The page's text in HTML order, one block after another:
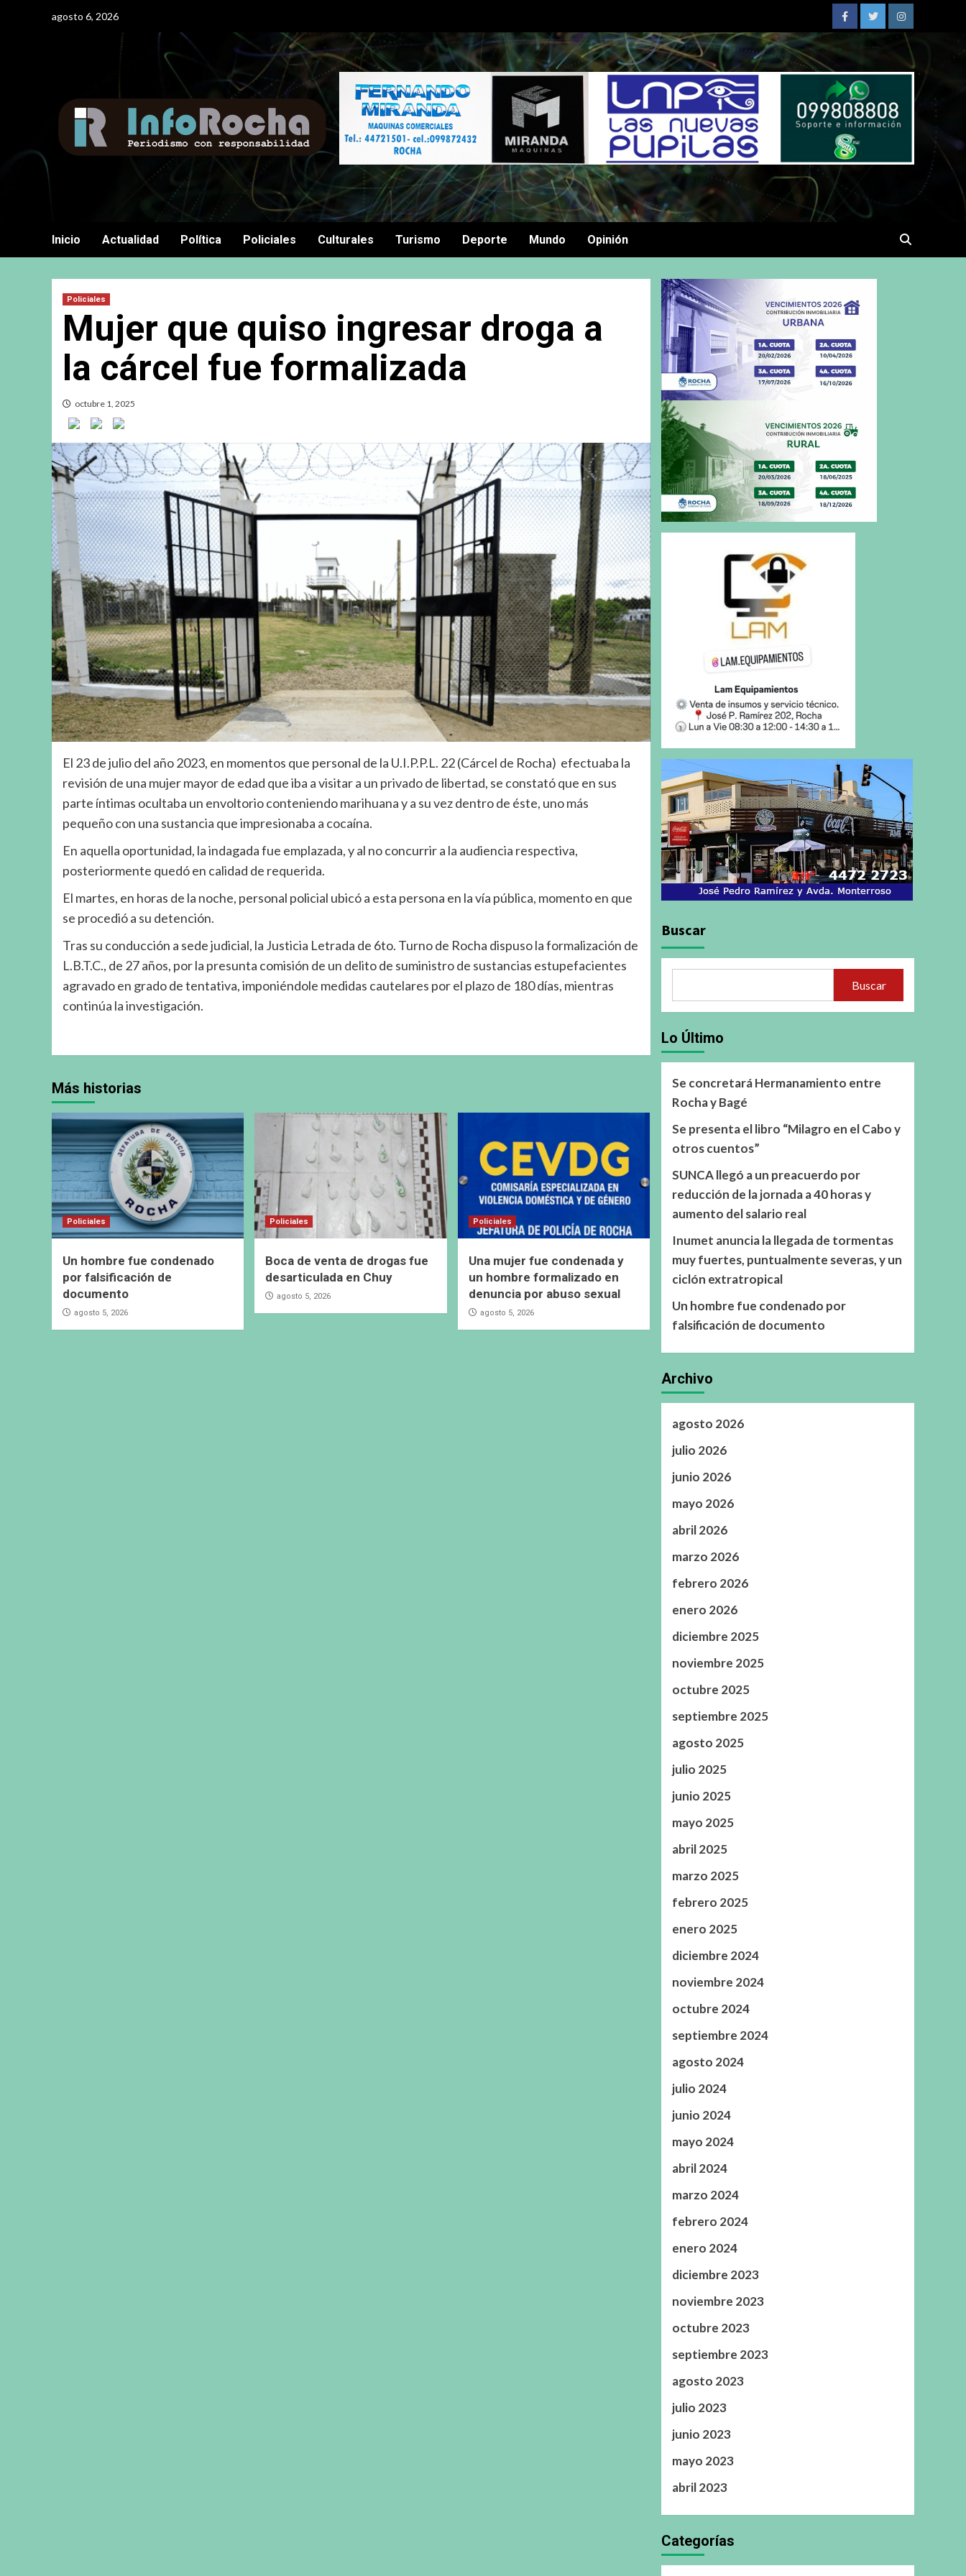
agosto 6, 2026
FacebookTwitterInstagram
Inicio Actualidad Política Policiales Culturales Turismo Deporte Mundo Opinión
Policiales
Mujer que quiso ingresar droga a
la cárcel fue formalizada
octubre 1, 2025
El 23 de julio del año 2023, en momentos que personal de la U.I.P.P.L. 22 (Cárcel de Rocha) efectuaba la
revisión de una mujer mayor de edad que iba a visitar a un privado de libertad, se constató que en sus
parte íntimas ocultaba un envoltorio conteniendo marihuana y a su vez dentro de éste, uno más
pequeño con una sustancia que impresionaba a cocaína.
En aquella oportunidad, la indagada fue emplazada, y al no concurrir a la audiencia respectiva,
posteriormente quedó en calidad de requerida.
El martes, en horas de la noche, personal policial ubicó a esta persona en la vía pública, momento en que
se procedió a su detención.
Tras su conducción a sede judicial, la Justicia Letrada de 6to. Turno de Rocha dispuso la formalización de
L.B.T.C., de 27 años, por la presunta comisión de un delito de suministro de sustancias estupefacientes
agravado en grado de tentativa, imponiéndole medidas cautelares por el plazo de 180 días, mientras
continúa la investigación.
Más historias
Policiales
Un hombre fue condenado
por falsificación de
documento
agosto 5, 2026
Policiales
Boca de venta de drogas fue
desarticulada en Chuy
agosto 5, 2026
Policiales
Una mujer fue condenada y
un hombre formalizado en
denuncia por abuso sexual
agosto 5, 2026
Buscar
Buscar
Lo Último
Se concretará Hermanamiento entre
Rocha y Bagé
Se presenta el libro “Milagro en el Cabo y
otros cuentos”
SUNCA llegó a un preacuerdo por
reducción de la jornada a 40 horas y
aumento del salario real
Inumet anuncia la llegada de tormentas
muy fuertes, puntualmente severas, y un
ciclón extratropical
Un hombre fue condenado por
falsificación de documento
Archivo
agosto 2026
julio 2026
junio 2026
mayo 2026
abril 2026
marzo 2026
febrero 2026
enero 2026
diciembre 2025
noviembre 2025
octubre 2025
septiembre 2025
agosto 2025
julio 2025
junio 2025
mayo 2025
abril 2025
marzo 2025
febrero 2025
enero 2025
diciembre 2024
noviembre 2024
octubre 2024
septiembre 2024
agosto 2024
julio 2024
junio 2024
mayo 2024
abril 2024
marzo 2024
febrero 2024
enero 2024
diciembre 2023
noviembre 2023
octubre 2023
septiembre 2023
agosto 2023
julio 2023
junio 2023
mayo 2023
abril 2023
Categorías